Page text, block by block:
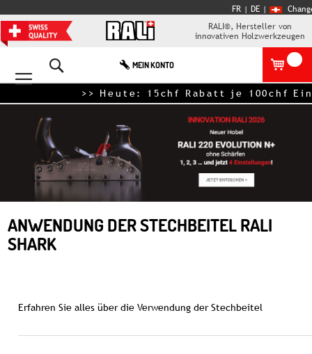
FR | DE |
RALI®, Hersteller von
innovativen Holzwerkzeugen
MEIN KONTO
>> Heute: 15chf Rabatt je 100chf
ANWENDUNG DER STECHBEITEL RALI
SHARK
Erfahren Sie alles über die Verwendung der Stechbeitel